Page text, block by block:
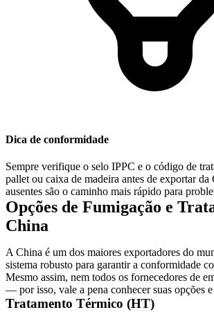
Dica de conformidade
Sempre verifique o selo IPPC e o código de
pallet ou caixa de madeira antes de exportar da
ausentes são o caminho mais rápido para
Opções de Fumigação e
China
A China é um dos maiores exportadores do
sistema robusto para garantir a conformidade
Mesmo assim, nem todos os fornecedores de
— por isso, vale a pena conhecer suas opções
Tratamento Térmico (HT)